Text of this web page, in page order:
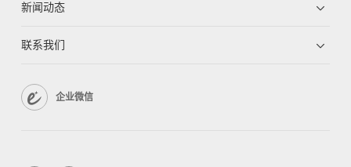
新闻动态
联系我们
企业微信